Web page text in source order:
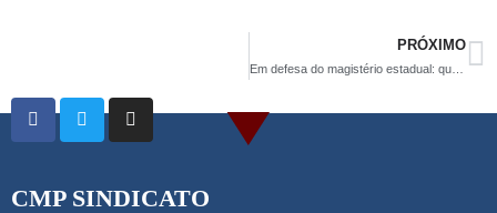
o
o
k
PRÓXIMO
Em defesa do magistério estadual: qual a missão para 2017?
CMP SINDICATO